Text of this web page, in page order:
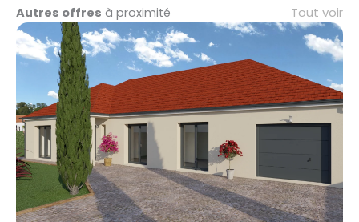
Autres offres à proximité Tout voir